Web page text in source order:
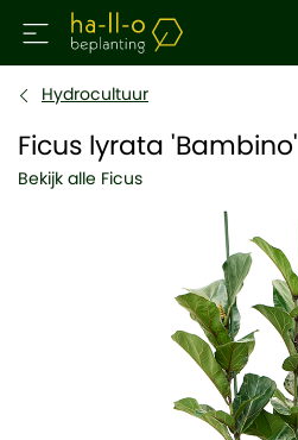
Hydrocultuur
Ficus lyrata 'Bambino'
Bekijk alle Ficus